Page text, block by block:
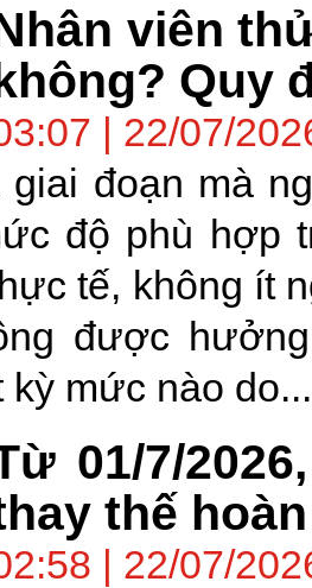
viên
Quy
| 22/07/
đoạn mà
độ phù hợp
tế, không ít
được
mức nào do...
01/7/
thế
| 22/07/